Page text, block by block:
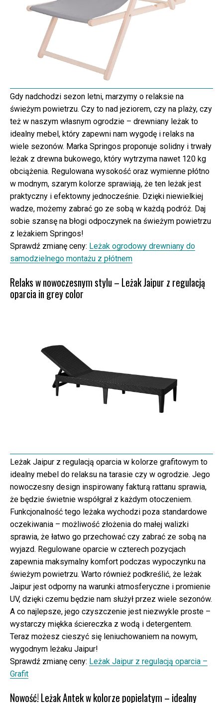
Gdy nadchodzi sezon letni, marzymy o relaksie na
świeżym powietrzu. Czy to nad jeziorem, czy na plaży, czy
też w naszym własnym ogrodzie – drewniany leżak to
idealny mebel, który zapewni nam wygodę i relaks na
wiele sezonów. Marka Springos proponuje solidny i trwały
leżak z drewna bukowego, który wytrzyma nawet 120 kg
obciążenia. Regulowana wysokość oraz wymienne płótno
w modnym, szarym kolorze sprawiają, że ten leżak jest
praktyczny i efektowny jednocześnie. Dzięki niewielkiej
wadze, możemy zabrać go ze sobą w każdą podróż. Daj
sobie szansę na błogi odpoczynek na świeżym powietrzu
z leżakiem Springos!
Sprawdź zmianę ceny: Leżak ogrodowy drewniany do
samodzielnego montażu z płótnem
Relaks w nowoczesnym stylu – Leżak Jaipur z regulacją
oparcia in grey color
Leżak Jaipur z regulacją oparcia w kolorze grafitowym to
idealny mebel do relaksu na tarasie czy w ogrodzie. Jego
nowoczesny design inspirowany fakturą rattanu sprawia,
że będzie świetnie współgrał z każdym otoczeniem.
Funkcjonalność tego leżaka wychodzi poza standardowe
oczekiwania – możliwość złożenia do małej walizki
sprawia, że łatwo go przechować czy zabrać ze sobą na
wyjazd. Regulowane oparcie w czterech pozycjach
zapewnia maksymalny komfort podczas wypoczynku na
świeżym powietrzu. Warto również podkreślić, że leżak
Jaipur jest odporny na warunki atmosferyczne i promienie
UV, dzięki czemu będzie nam służył przez wiele sezonów.
A co najlepsze, jego czyszczenie jest niezwykle proste –
wystarczy miękka ściereczka z wodą i detergentem.
Teraz możesz cieszyć się leniuchowaniem na nowym,
wygodnym leżaku Jaipur!
Sprawdź zmianę ceny: Leżak Jaipur z regulacją oparcia –
Grafit
Nowość! Leżak Antek w kolorze popielatym – idealny